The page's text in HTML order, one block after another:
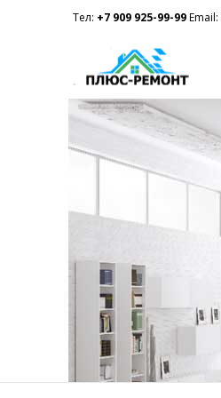
Тел: +7 909 925-99-99Email: